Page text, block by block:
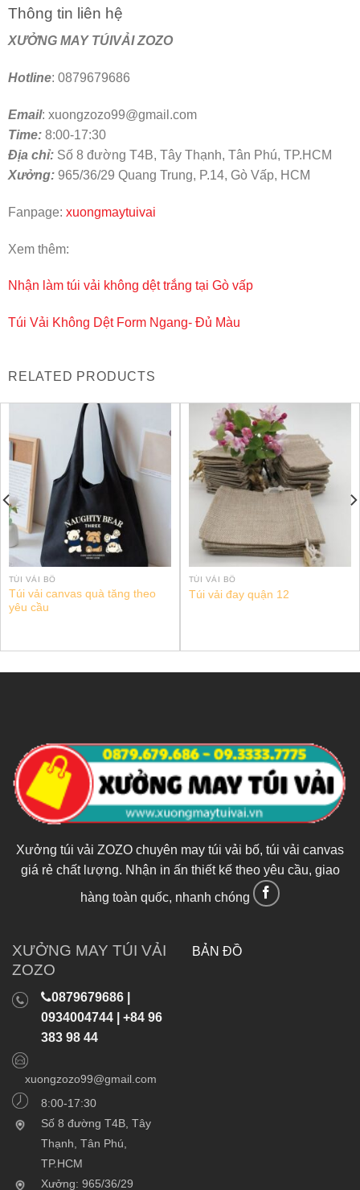
Thông tin liên hệ
XƯỞNG MAY TÚIVẢI ZOZO
Hotline: 0879679686
Email: xuongzozo99@gmail.com
Time: 8:00-17:30
Địa chỉ: Số 8 đường T4B, Tây Thạnh, Tân Phú, TP.HCM
Xưởng: 965/36/29 Quang Trung, P.14, Gò Vấp, HCM
Fanpage: xuongmaytuivai
Xem thêm:
Nhận làm túi vải không dệt trắng tại Gò vấp
Túi Vải Không Dệt Form Ngang- Đủ Màu
RELATED PRODUCTS
TÚI VẢI BỐ
Túi vải canvas quà tăng theo
yêu cầu
TÚI VẢI BỐ
Túi vải đay quận 12
Xưởng túi vải ZOZO chuyên may túi vải bố, túi vải canvas
giá rẻ chất lượng. Nhận in ấn thiết kế theo yêu cầu, giao
hàng toàn quốc, nhanh chóng
XƯỞNG MAY TÚI VẢI
ZOZO
0879679686 |
0934004744 | +84 96
383 98 44
xuongzozo99@gmail.com
8:00-17:30
Số 8 đường T4B, Tây
Thạnh, Tân Phú,
TP.HCM
Xưởng: 965/36/29
BẢN ĐỒ